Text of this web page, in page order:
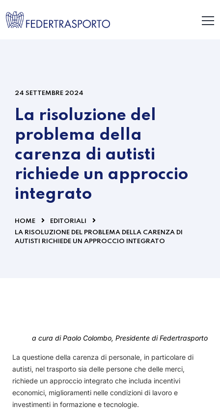
24 SETTEMBRE 2024
La risoluzione del
problema della
carenza di autisti
richiede un approccio
integrato
HOME
EDITORIALI
LA RISOLUZIONE DEL PROBLEMA DELLA CARENZA DI
AUTISTI RICHIEDE UN APPROCCIO INTEGRATO
a cura di Paolo Colombo, Presidente di Federtrasporto
La questione della carenza di personale, in particolare di
autisti, nel trasporto sia delle persone che delle merci,
richiede un approccio integrato che includa incentivi
economici, miglioramenti nelle condizioni di lavoro e
investimenti in formazione e tecnologie.